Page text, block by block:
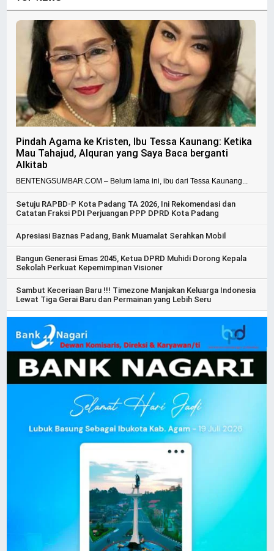
Pindah Agama ke Kristen, Ibu Tessa Kaunang: Ketika
Mau Tahajud, Alquran yang Saya Baca berganti
Alkitab
BENTENGSUMBAR.COM – Belum lama ini, ibu dari Tessa Kaunang...
Setuju RAPBD-P Kota Padang TA 2026, Ini Rekomendasi dan
Catatan Fraksi PDI Perjuangan PPP DPRD Kota Padang
Apresiasi Baznas Padang, Bank Muamalat Serahkan Mobil
Bangun Generasi Emas 2045, Ketua DPRD Muhidi Dorong Kepala
Sekolah Perkuat Kepemimpinan Visioner
Sambut Keceriaan Baru !!! Timezone Manjakan Keluarga Indonesia
Lewat Tiga Gerai Baru dan Permainan yang Lebih Seru